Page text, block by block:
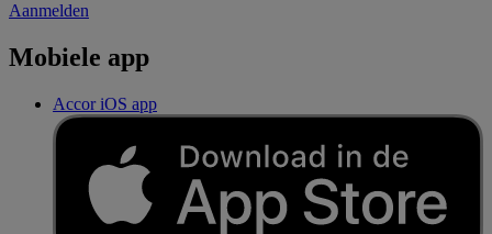
Aanmelden
Mobiele app
Accor iOS app